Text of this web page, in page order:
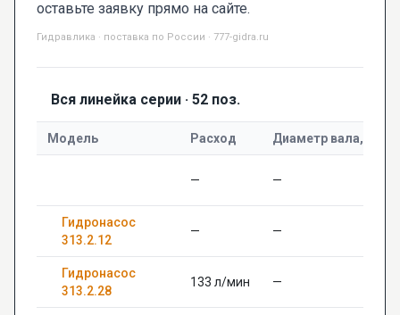
оставьте заявку прямо на сайте.
Гидравлика · поставка по России · 777-gidra.ru
Вся линейка серии · 52 поз.
Модель Расход Диаметр вала, мм
— —
Гидронасос
313.2.12
— —
Гидронасос
313.2.28
133 л/мин —